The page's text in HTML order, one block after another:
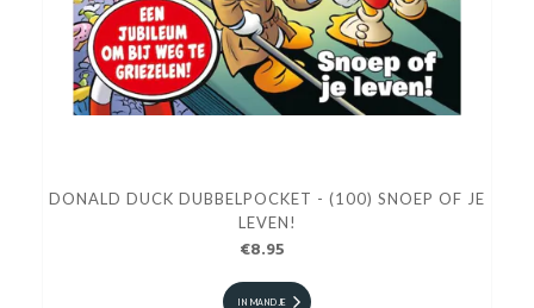
DONALD DUCK DUBBELPOCKET - (100) SNOEP OF JE
LEVEN!
€8.95
IN MANDJE